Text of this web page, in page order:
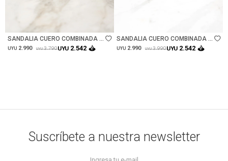
SANDALIA CUERO COMBINADA -
ROSA
UYU 2.990 UYU 3.790UYU 2.542
SANDALIA CUERO COMBINADA -
BORDEAUX
UYU 2.990 UYU 3.990UYU 2.542
Suscríbete a nuestra newsletter